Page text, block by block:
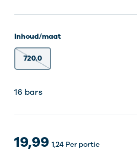
Inhoud/maat
720.0
16 bars
19,99 1,24 Per portie